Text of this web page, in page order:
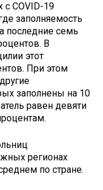
с COVID-19
заполняемость
последние семь
В
этот
При этом
заполнены на 10
равен девяти
регионах
по стране.